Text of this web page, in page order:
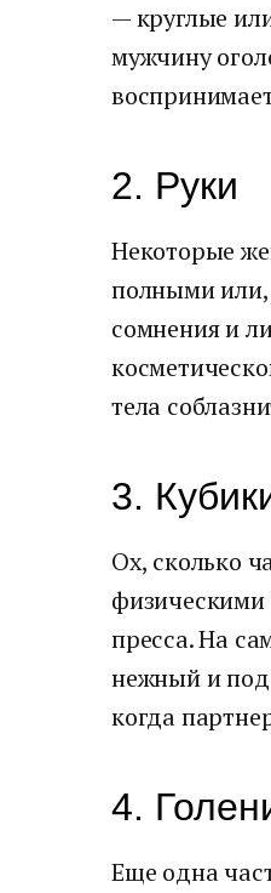
— круглые
мужчину
2. Руки
Некоторые
полными
сомнения и
тела
3.
Ох, сколько
физическими
пресса. На
нежный и
когда
4.
Еще одна